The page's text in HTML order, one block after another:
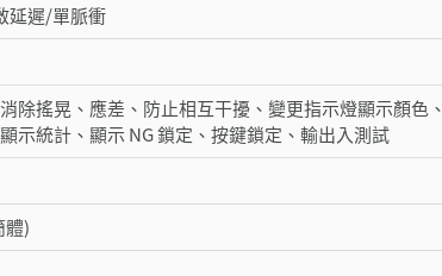
延遲/單脈衝
除搖晃、應差、防止相互干擾、變更指示燈顯示顏色、
示統計、顯示 NG 鎖定、按鍵鎖定、輸出入測試
體)